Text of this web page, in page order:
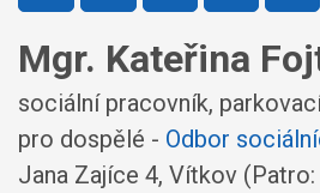
Mgr. Kateřina
sociální pracovník,
pro dospělé - Odbor
Jana Zajíce 4, Vítkov (Patro: